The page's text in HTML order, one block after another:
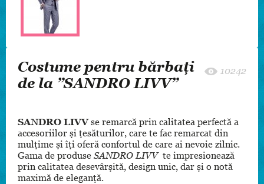
Costume pentru bărbați
de la ”SANDRO LIVV”
10242
SANDRO LIVV se remarcă prin calitatea perfectă a
accesoriilor și țesăturilor, care te fac remarcat din
mulțime și îți oferă confortul de care ai nevoie zilnic.
Gama de produse SANDRO LIVV te impresionează
prin calitatea desevârșită, design unic, dar și o notă
maximă de eleganță.